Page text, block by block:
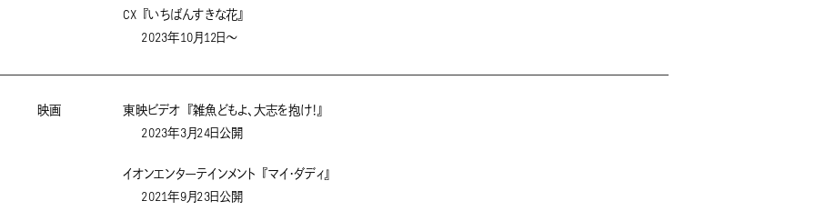
CX 『いちばんすきな花』
2023年10月12日～
映画
東映ビデオ 『雑魚どもよ、大志を抱け！』
2023年3月24日公開
イオンエンターテインメント 『マイ・ダディ』
2021年9月23日公開